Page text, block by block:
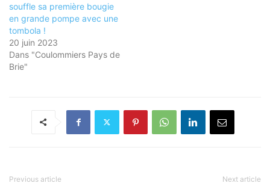
souffle sa première bougie
en grande pompe avec une
tombola !
20 juin 2023
Dans "Coulommiers Pays de
Brie"
Previous article Next article